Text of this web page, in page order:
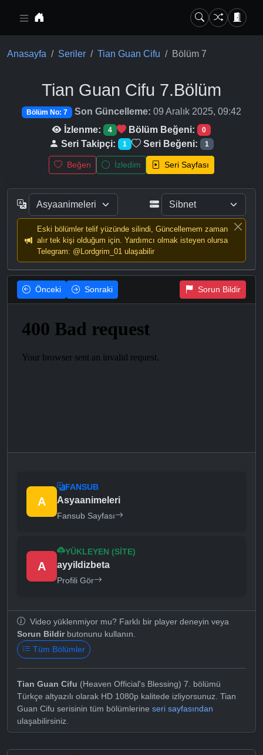
Anasayfa Seriler Tian Guan Cifu Bölüm 7
Tian Guan Cifu 7.Bölüm
Bölüm No: 7 Son Güncelleme: 09 Aralık 2025, 09:42
İzlenme:
4 Bölüm Beğeni: 0
Seri Takipçi: 1 Seri Beğeni: 1
Beğen İzledim Seri Sayfası
Eski bölümler telif yüzünde silindi, Güncellemem zaman
alır tek kişi olduğum için. Yardımcı olmak isteyen olursa
Telegram: @Lordgrim_01 ulaşabilir
Önceki Sonraki Sorun Bildir
A
FANSUB
Asyaanimeleri
Fansub Sayfası
A
YÜKLEYEN (SITE)
ayyildizbeta
Profili Gör
Video yüklenmiyor mu? Farklı bir player deneyin veya
Sorun Bildirbutonunu kullanın.
Tüm Bölümler
Tian Guan Cifu (Heaven Official's Blessing) 7. bölümü
Türkçe altyazılı olarak HD 1080p kalitede izliyorsunuz. Tian
Guan Cifu serisinin tüm bölümlerine seri sayfasından
ulaşabilirsiniz.